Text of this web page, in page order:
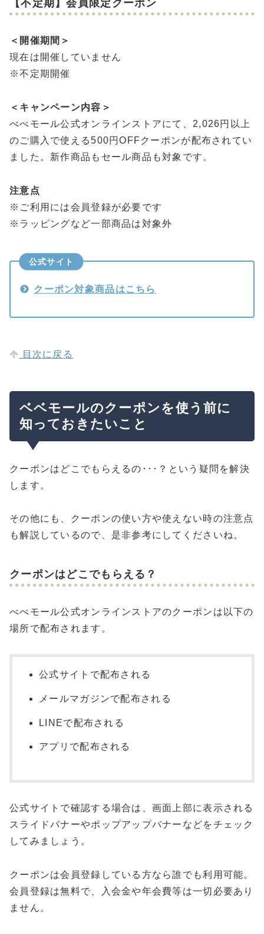
【不定期】会員限定クーポン
＜開催期間＞
現在は開催していません
※不定期開催
＜キャンペーン内容＞
べべモール公式オンラインストアにて、2,026円以上
のご購入で使える500円OFFクーポンが配布されてい
ました。新作商品もセール商品も対象です。
注意点
※ご利用には会員登録が必要です
※ラッピングなど一部商品は対象外
公式サイト
クーポン対象商品はこちら
目次に戻る
ベベモールのクーポンを使う前に
知っておきたいこと
クーポンはどこでもらえるの･･･？という疑問を解決
します。
その他にも、クーポンの使い方や使えない時の注意点
も解説しているので、是非参考にしてくださいね。
クーポンはどこでもらえる？
べべモール公式オンラインストアのクーポンは以下の
場所で配布されます。
公式サイトで配布される
メールマガジンで配布される
LINEで配布される
アプリで配布される
公式サイトで確認する場合は、画面上部に表示される
スライドバナーやポップアップバナーなどをチェック
してみましょう。
クーポンは会員登録している方なら誰でも利用可能。
会員登録は無料で、入会金や年会費等は一切必要あり
ません。